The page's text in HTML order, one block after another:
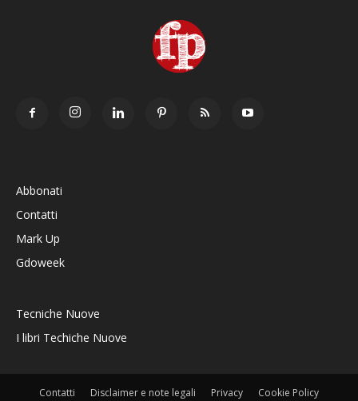
Abbonati
Contatti
Mark Up
Gdoweek
Tecniche Nuove
I libri Techiche Nuove
Contatti Disclaimer e note legali Privacy Cookie Policy